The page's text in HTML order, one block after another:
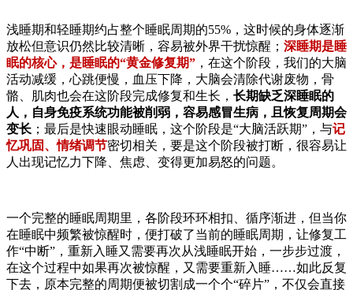
浅睡期和轻睡期约占整个睡眠周期的55%，这时候的身体逐渐
放松但意识仍然比较清晰，容易被外界干扰惊醒； 深睡期是睡
眠的核心，是睡眠的“黄金修复期” ，在这个阶段，我们的大脑
活动减缓，心跳便慢，血压下降，大脑会清除代谢废物，骨
骼、肌肉也会在这阶段完成修复和生长， 长期缺乏深睡眠的
人，自身免疫系统功能被削弱，容易感冒生病，且恢复周期会
变长 ；最后是快速眼动睡眠，这个阶段是“大脑活跃期”，与记
忆巩固、情绪调节密切相关，要是这个阶段被打断，很容易让
人出现记忆力下降、焦虑、变得更加易怒的问题。
一个完整的睡眠周期里，各阶段环环相扣、循序渐进，但当你
在睡眠中频繁被惊醒时，便打破了当前的睡眠周期，让修复工
作“中断”，重新入睡又需要再次从浅睡眠开始，一步步过渡，
在这个过程中如果再次被惊醒，又需要重新入睡……如此反复
下去，原本完整的周期便被切割成一个个“碎片”，不仅会直接